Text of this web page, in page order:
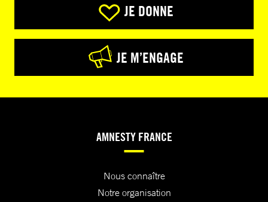
JE DONNE
JE M’ENGAGE
AMNESTY FRANCE
Nous connaître
Notre organisation